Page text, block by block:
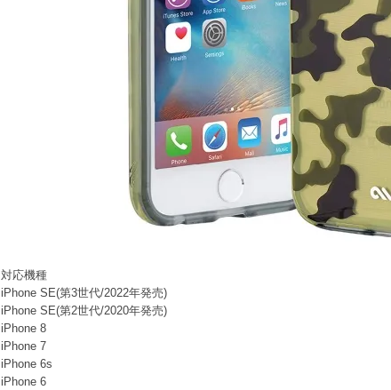
対応機種
iPhone SE(第3世代/2022年発売)
iPhone SE(第2世代/2020年発売)
iPhone 8
iPhone 7
iPhone 6s
iPhone 6